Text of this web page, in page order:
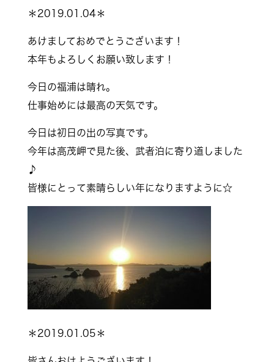
＊2019.01.04＊
あけましておめでとうございます！
本年もよろしくお願い致します！
今日の福浦は晴れ。
仕事始めには最高の天気です。
今日は初日の出の写真です。
今年は高茂岬で見た後、武者泊に寄り道しました
♪
皆様にとって素晴らしい年になりますように☆
＊2019.01.05＊